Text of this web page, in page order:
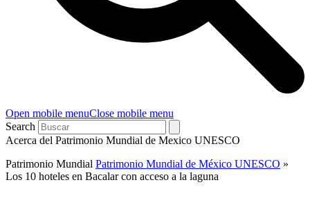
Open mobile menuClose mobile menu
Search
Acerca del Patrimonio Mundial de Mexico UNESCO
Patrimonio Mundial Patrimonio Mundial de México UNESCO »
Los 10 hoteles en Bacalar con acceso a la laguna